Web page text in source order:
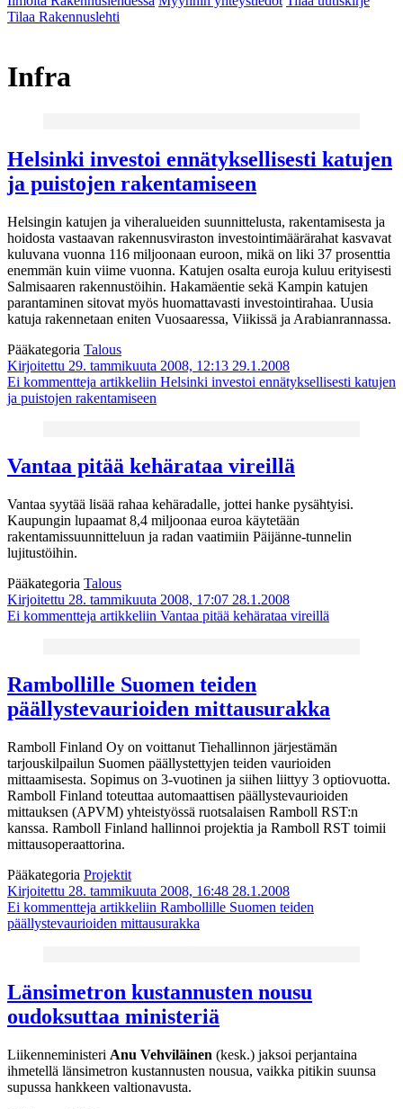
Tilaa Rakennuslehti
Infra
Helsinki investoi ennätyksellisesti katujen
ja puistojen rakentamiseen
Helsingin katujen ja viheralueiden suunnittelusta, rakentamisesta ja
hoidosta vastaavan rakennusviraston investointimäärärahat kasvavat
kuluvana vuonna 116 miljoonaan euroon, mikä on liki 37 prosenttia
enemmän kuin viime vuonna. Katujen osalta euroja kuluu erityisesti
Salmisaaren rakennustöihin. Hakamäentie sekä Kampin katujen
parantaminen sitovat myös huomattavasti investointirahaa. Uusia
katuja rakennetaan eniten Vuosaaressa, Viikissä ja Arabianrannassa.
Pääkategoria Talous
Kirjoitettu 29. tammikuuta 2008, 12:13 29.1.2008
Ei kommentteja artikkeliin Helsinki investoi ennätyksellisesti katujen
ja puistojen rakentamiseen
Vantaa pitää kehärataa vireillä
Vantaa syytää lisää rahaa kehäradalle, jottei hanke pysähtyisi.
Kaupungin lupaamat 8,4 miljoonaa euroa käytetään
rakentamissuunnitteluun ja radan vaatimiin Päijänne-tunnelin
lujitustöihin.
Pääkategoria Talous
Kirjoitettu 28. tammikuuta 2008, 17:07 28.1.2008
Ei kommentteja artikkeliin Vantaa pitää kehärataa vireillä
Rambollille Suomen teiden
päällystevaurioiden mittausurakka
Ramboll Finland Oy on voittanut Tiehallinnon järjestämän
tarjouskilpailun Suomen päällystettyjen teiden vaurioiden
mittaamisesta. Sopimus on 3-vuotinen ja siihen liittyy 3 optiovuotta.
Ramboll Finland toteuttaa automaattisen päällystevaurioiden
mittauksen (APVM) yhteistyössä ruotsalaisen Ramboll RST:n
kanssa. Ramboll Finland hallinnoi projektia ja Ramboll RST toimii
mittausoperaattorina.
Pääkategoria Projektit
Kirjoitettu 28. tammikuuta 2008, 16:48 28.1.2008
Ei kommentteja artikkeliin Rambollille Suomen teiden
päällystevaurioiden mittausurakka
Länsimetron kustannusten nousu
oudoksuttaa ministeriä
Liikenneministeri Anu Vehviläinen (kesk.) jaksoi perjantaina
ihmetellä länsimetron kustannusten nousua, vaikka pitikin suunsa
supussa hankkeen valtionavusta.